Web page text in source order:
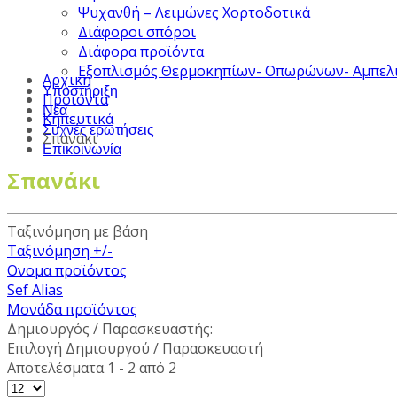
Ψυχανθή – Λειμώνες Χορτοδοτικά
Διάφοροι σπόροι
Διάφορα προϊόντα
Εξοπλισμός Θερμοκηπίων- Οπωρώνων-
Υποστήριξη
Νέα
Συχνές ερωτήσεις
Επικοινωνία
Αρχική
Προϊόντα
Κηπευτικά
Σπανάκι
Σπανάκι
Ταξινόμηση με βάση
Ταξινόμηση +/-
Ονομα προϊόντος
Sef Alias
Μονάδα προϊόντος
Δημιουργός / Παρασκευαστής:
Επιλογή Δημιουργού / Παρασκευαστή
Αποτελέσματα 1 - 2 από 2